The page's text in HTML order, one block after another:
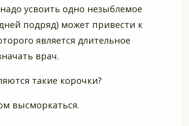
усвоить одно незыблемое
подряд) может привести к
является длительное
врач.
такие корочки?
высморкаться.